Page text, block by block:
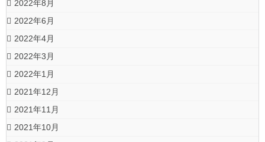
2022年8月
2022年6月
2022年4月
2022年3月
2022年1月
2021年12月
2021年11月
2021年10月